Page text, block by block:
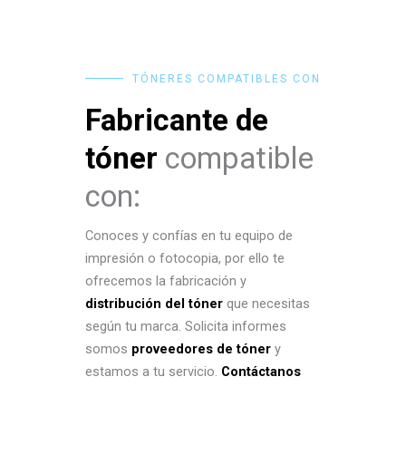
TÓNERES COMPATIBLES CON
Fabricante de
tóner compatible
con:
Conoces y confías en tu equipo de
impresión o fotocopia, por ello te
ofrecemos la fabricación y
distribución del tóner que necesitas
según tu marca. Solicita informes
somos proveedores de tóner y
estamos a tu servicio. Contáctanos